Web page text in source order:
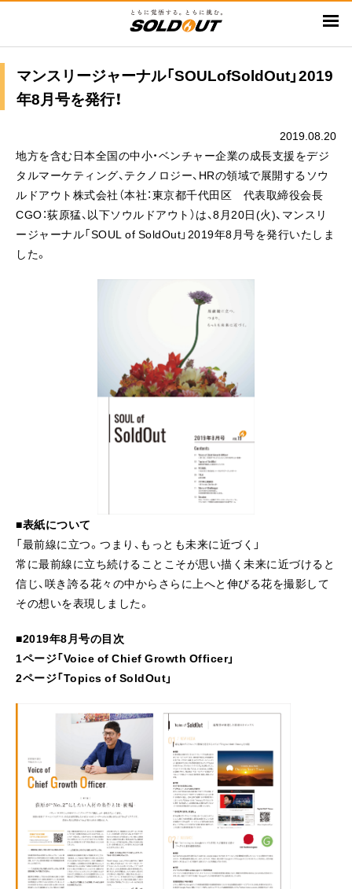
ン
テ
マンスリージャーナル「SOULofSoldOut」2019
年8月号を発行！
2019.08.20
地方を含む日本全国の中小・ベンチャー企業の成長支援をデジ
タルマーケティング、テクノロジー、HRの領域で展開するソウ
ルドアウト株式会社（本社：東京都千代田区 代表取締役会長
CGO：荻原猛、以下ソウルドアウト）は、8月20日(火)、マンスリ
ージャーナル「SOUL of SoldOut」2019年8月号を発行いたしま
した。
■表紙について
「最前線に立つ。つまり、もっとも未来に近づく」
常に最前線に立ち続けることこそが思い描く未来に近づけると
信じ、咲き誇る花々の中からさらに上へと伸びる花を撮影して
その想いを表現しました。
■2019年8月号の目次
1ページ「Voice of Chief Growth Officer」
2ページ「Topics of SoldOut」